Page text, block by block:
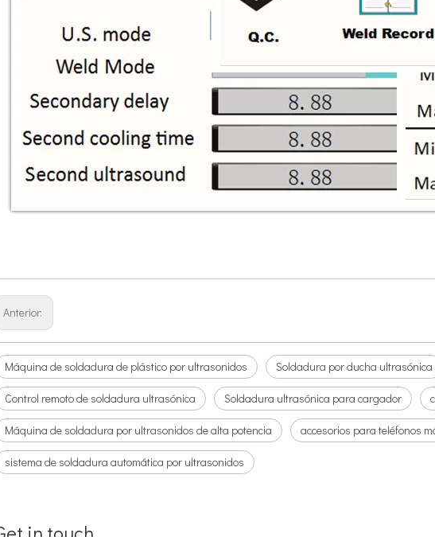
de plástico ultrasónico? El principio de la máquina de soldadura de plástico
es una técnica para formar películas delgadas con funciones o propiedades
Anterior:
Máquina de soldadura de plástico por ultrasonidos Soldadura por ducha ultrasónica
Control remoto de soldadura ultrasónica Soldadura ultrasónica para cargador
Máquina de soldadura por ultrasonidos de alta potencia accesorios para teléfonos
sistema de soldadura automática por ultrasonidos